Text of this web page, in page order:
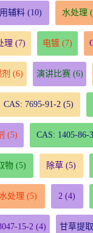
辅料 (10) 水处理
理 (7) 电镀 (7)
(6) 演讲比赛(6)
CAS: 7695-91-2 (5)
(5) CAS: 1405-86-3
物(5) 除草 (5)
处理 (5) 2 (4)
15-2 (4) 甘草提